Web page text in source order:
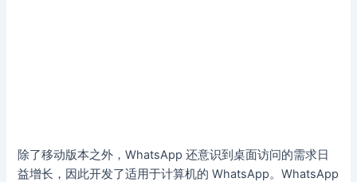
除了移动版本之外，WhatsApp 还意识到桌面访问的需求日
益增长，因此开发了适用于计算机的 WhatsApp。WhatsApp